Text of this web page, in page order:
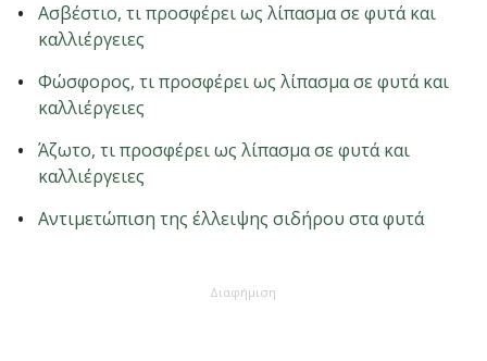
Ασβέστιο, τι προσφέρει ως λίπασμα σε φυτά και
καλλιέργειες
Φώσφορος, τι προσφέρει ως λίπασμα σε φυτά και
καλλιέργειες
Άζωτο, τι προσφέρει ως λίπασμα σε φυτά και
καλλιέργειες
Αντιμετώπιση της έλλειψης σιδήρου στα φυτά
Διαφήμιση